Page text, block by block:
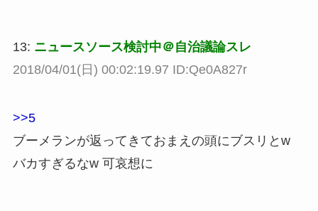
13: ニュースソース検討中＠自治議論スレ
2018/04/01(日) 00:02:19.97 ID:Qe0A827r
>>5
ブーメランが返ってきておまえの頭にブスリとw
バカすぎるなw 可哀想に